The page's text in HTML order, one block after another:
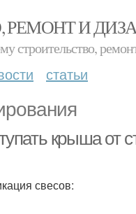
РЕМОНТ И
строительство,
статьи
крыша от
свесов: